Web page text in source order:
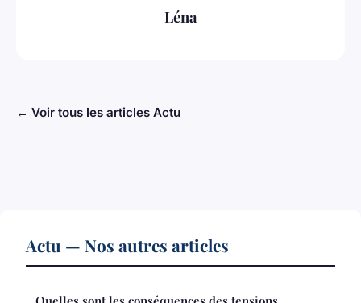
Léna
← Voir tous les articles Actu
Actu — Nos autres articles